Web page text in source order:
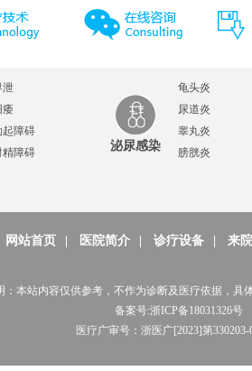
泄
痿
起障碍
精障碍
泌尿感染
龟头炎
尿道炎
睾丸炎
膀胱炎
网站首页 医院简介 诊疗设备 来
：本站内容仅供参考，不作为诊断及医疗依据，具
备案号:浙ICP备18031326号
医疗广审号：浙医广[2023]第330203-